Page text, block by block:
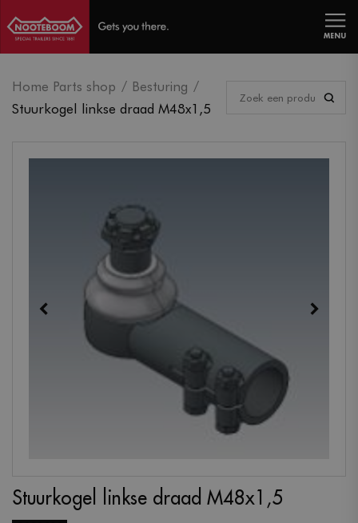
MENU
Home Parts shop
Besturing
Stuurkogel linkse draad M48x1,5
Stuurkogel linkse draad M48x1,5